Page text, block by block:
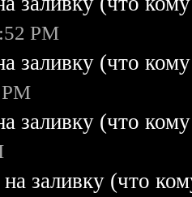
PM
заливку (что
заливку (что
заливку (что